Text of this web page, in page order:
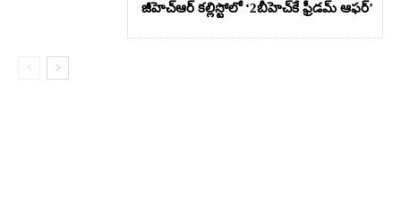
జీహెచ్ఆర్‌ కల్లిస్టోలో ‘2బీహెచ్‌కే ఫ్రీడమ్ ఆఫర్’